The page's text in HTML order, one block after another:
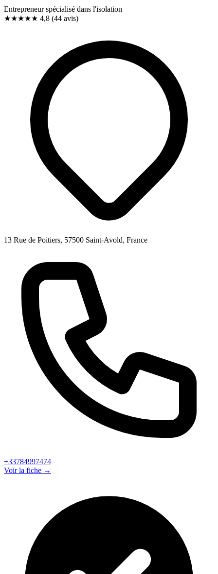
Entrepreneur spécialisé dans l'isolation
★★★★★ 4,8 (44 avis)
13 Rue de Poitiers, 57500 Saint-Avold, France
+33784997474
Voir la fiche →